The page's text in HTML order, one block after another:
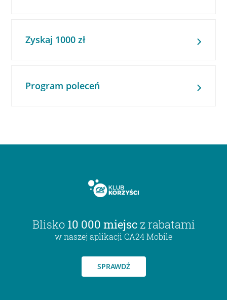
Zyskaj 1000 zł
Program poleceń
Blisko 10 000 miejsc z rabatami
w naszej aplikacji CA24 Mobile
SPRAWDŹ